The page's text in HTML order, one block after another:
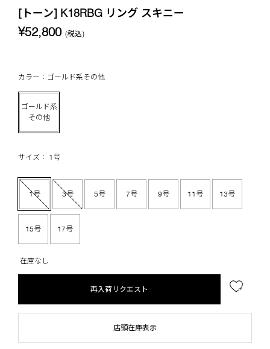
[トーン] K18RBG リング スキニー
¥52,800 (税込)
カラー：ゴールド系その他
ゴールド系
その他
サイズ： 1号
1号 3号 5号 7号 9号 11号 13号
15号 17号
在庫なし
再入荷リクエスト
店頭在庫表示